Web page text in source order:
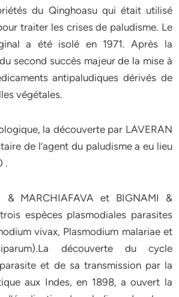
du Qinghoasu qui était utilisé
traiter les crises de paludisme. Le
a été isolé en 1971. Après la
second succès majeur de la mise à
antipaludiques dérivés de
végétales.
la découverte par LAVERAN
de l’agent du paludisme a eu lieu
.
& MARCHIAFAVA et BIGNAMI &
espèces plasmodiales parasites
vivax, Plasmodium malariae et
découverte du cycle
et de sa transmission par la
aux Indes, en 1898, a ouvert la